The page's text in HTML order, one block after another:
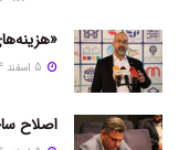
اصلاح